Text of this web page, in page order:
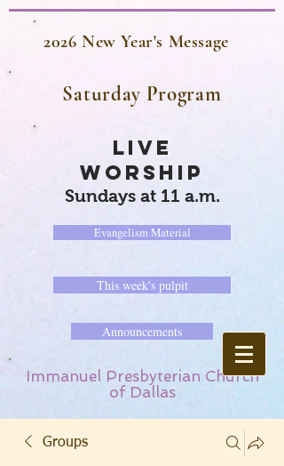
2026 New Year's Message
Saturday Program
LIVE
WORSHIP
Sundays at 11 a.m.
Evangelism Material
This week's pulpit
Announcements
Immanuel Presbyterian Church
of Dallas
Groups